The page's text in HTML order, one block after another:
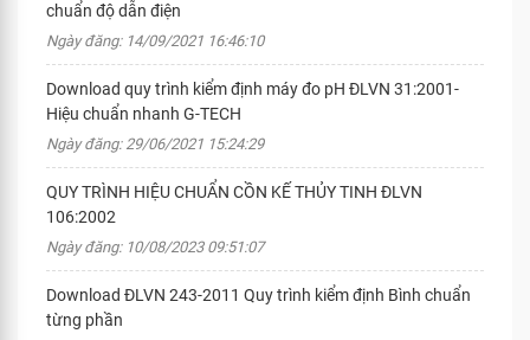
chuẩn độ dẫn điện
Ngày đăng: 14/09/2021 16:46:10
Download quy trình kiểm định máy đo pH ĐLVN 31:2001-
Hiệu chuẩn nhanh G-TECH
Ngày đăng: 29/06/2021 15:24:29
QUY TRÌNH HIỆU CHUẨN CỒN KẾ THỦY TINH ĐLVN
106:2002
Ngày đăng: 10/08/2023 09:51:07
Download ĐLVN 243-2011 Quy trình kiểm định Bình chuẩn
từng phần